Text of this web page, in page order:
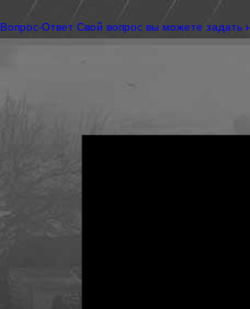
Вопрос-Ответ Свой вопрос вы можете задать